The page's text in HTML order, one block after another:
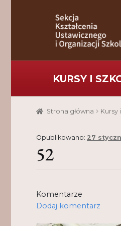
Przejdź
do
nawigacji
Przejdź
do
treści
KURSY I
Strona główna
Strona główna Kursy
Opublikowano: 27
52
Komentarze
Dodaj komentarz